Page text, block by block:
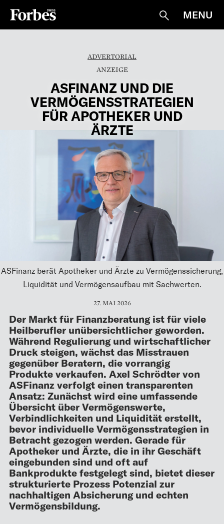
Suche
MENU
ADVERTORIAL
ASFINANZ UND DIE
VERMÖGENSSTRATEGIEN
FÜR APOTHEKER UND
ÄRZTE
ASFinanz berät Apotheker und Ärzte zu Vermögenssicherung,
Liquidität und Vermögensaufbau mit Sachwerten.
27. MAI 2026
Der Markt für Finanzberatung ist für viele
Heilberufler unübersichtlicher geworden.
Während Regulierung und wirtschaftlicher
Druck steigen, wächst das Misstrauen
gegenüber Beratern, die vorrangig
Produkte verkaufen. Axel Schrödter von
ASFinanz verfolgt einen transparenten
Ansatz: Zunächst wird eine umfassende
Übersicht über Vermögenswerte,
Verbindlichkeiten und Liquidität erstellt,
bevor individuelle Vermögensstrategien in
Betracht gezogen werden. Gerade für
Apotheker und Ärzte, die in ihr Geschäft
eingebunden sind und oft auf
Bankprodukte festgelegt sind, bietet dieser
strukturierte Prozess Potenzial zur
nachhaltigen Absicherung und echten
Vermögensbildung.